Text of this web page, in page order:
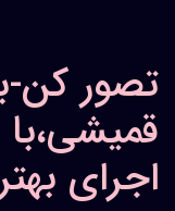
تصور
قمیشی،با
اجرای